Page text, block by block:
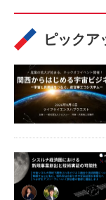
ピックア